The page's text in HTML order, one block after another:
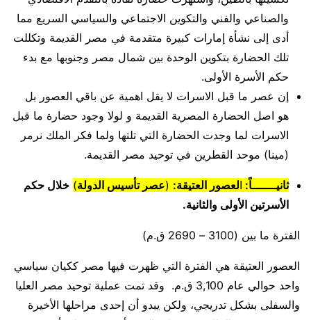
والصناعي والفني والتكوين الاجتماعي والسياسي السريع مما
أدى إلى نشأة إمارات كبيرة متقدمة في مصر القديمة وتكللت
تلك الحضارة بتكوين الوحدة بين شمال مصر وجنوبها مع بدء
حكم الأسرة الأولى.
إن عصر ما قبل الاسرات ﻻ يقل ﺍﻫﻤﻴﺔ ﻋﻦ ﺑﺎﻗﻲ ﺍﻟﻌﺼﻮﺭ ﺑﻞ
ﻫﻮ ﺍﺻﻞ ﺍﻟﺤﻀﺎﺭﺓ ﺍﻟﻤﺼﺮﻳﺔ ﺍﻟﻘﺪﻳﻤﺔ ﻭ ﻟﻮﻻ ﻭﺟﻮﺩ ﺣﻀﺎﺭﺓ ﻣﺎ ﻗﺒﻞ
ﺍﻻﺳﺮات ﻟﻤﺎ ﻭﺟﺪﺕ ﺍﻟﺤﻀﺎﺭﺓ ﺍﻟﺘﻲ ﺗﻠﺘﻬﺎ ﻭﻟﻤﺎ ﻓﻜﺮ ﺍﻟﻤﻠﻚ ﻧﺮﻣﺮ
(مينا) ﻣﻮﺣﺪ ﺍﻟﻘﻄﺮﻳﻦ ﻓﻲ ﺗﻮﺣﻴﺪ ﻣﺼﺮ ﺍﻟﻘﺪﻳﻤﺔ.
ثانيـــــــاً: العصور العتيقة: (عصر تأسيس الدولة) خلال حكم
الأسرتين الأولى والثانية.
الفترة ما بين (3100 – 2690 ق.م)
العصور العتيقة هي الفترة التي ظهرت فيها مصر ككيان سياسي
واحد حوالي عام 3,100 ق.م. وقد تمت عملية توحيد مصر العليا
والسفلى بشكل تدريجي، ولكن يبدو أن إحدى مراحلها الأخيرة